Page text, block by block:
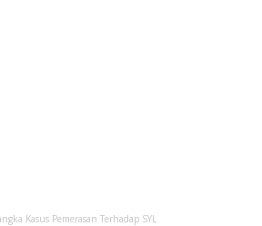
Kasus Pemerasan Terhadap SYL